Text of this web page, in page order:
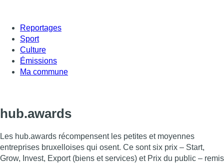
Reportages
Sport
Culture
Émissions
Ma commune
hub.awards
Les hub.awards récompensent les petites et moyennes
entreprises bruxelloises qui osent. Ce sont six prix – Start,
Grow, Invest, Export (biens et services) et Prix du public – remis